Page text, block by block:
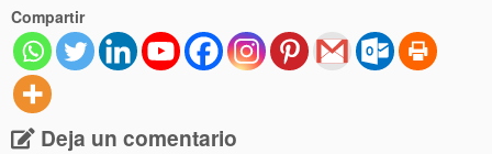
Compartir
Deja un comentario